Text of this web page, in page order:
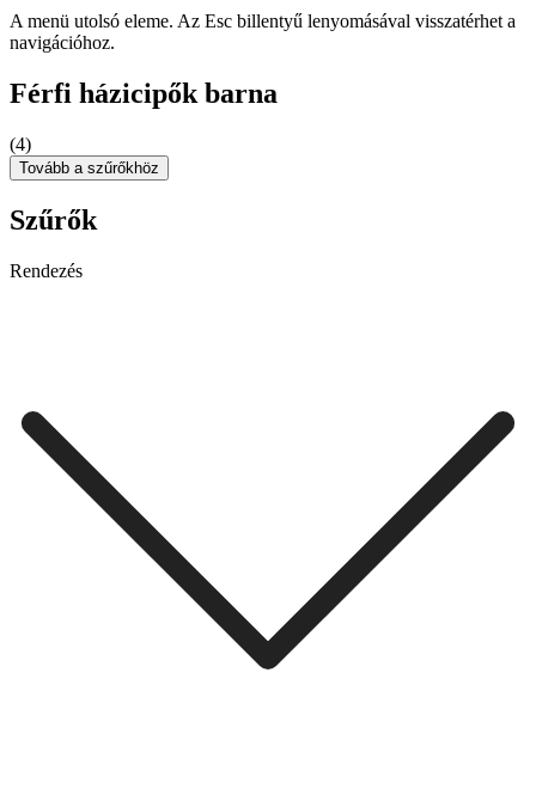
A menü utolsó eleme. Az Esc billentyű lenyomásával visszatérhet a
navigációhoz.
Férfi házicipők barna
(4)
Tovább a szűrőkhöz
Szűrők
Rendezés